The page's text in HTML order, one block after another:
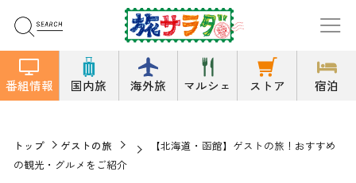
番組情報 国内旅 海外旅 マルシェ ストア 宿泊
トップ ゲストの旅
【北海道・函館】ゲストの旅！おすすめ
の観光・グルメをご紹介